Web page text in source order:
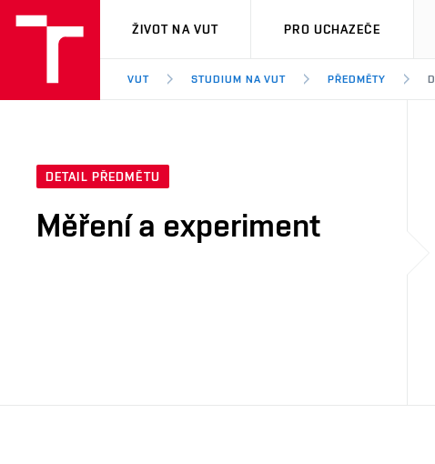
VUT
ŽIVOT NA VUT PRO UCHAZEČE
VUT STUDIUM NA VUT PŘEDMĚTY
DETAIL PŘEDMĚTU
Měření a experiment